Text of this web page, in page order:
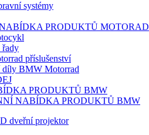
systémy
PRODUKTŮ MOTORAD
řady
příslušenství
díly BMW Motorrad
PRODUKTŮ BMW
dveřní projektor